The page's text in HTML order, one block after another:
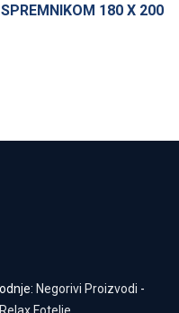
180 X 200
Negorivi Proizvodi -
Relax Fotelje